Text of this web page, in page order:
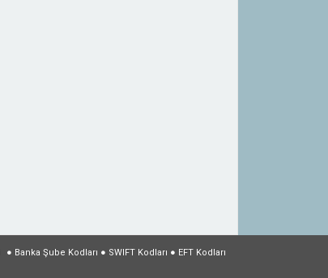
● Banka Şube Kodları ● SWIFT Kodları ● EFT Kodları